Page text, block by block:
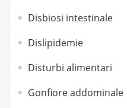
Disbiosi intestinale
Dislipidemie
Disturbi alimentari
Gonfiore addominale